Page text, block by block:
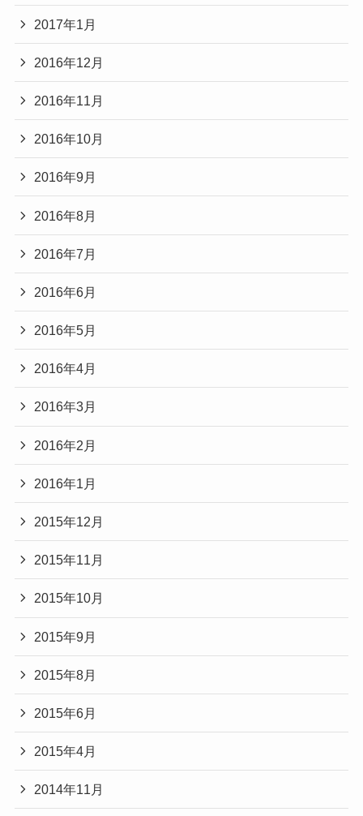
2017年1月
2016年12月
2016年11月
2016年10月
2016年9月
2016年8月
2016年7月
2016年6月
2016年5月
2016年4月
2016年3月
2016年2月
2016年1月
2015年12月
2015年11月
2015年10月
2015年9月
2015年8月
2015年6月
2015年4月
2014年11月